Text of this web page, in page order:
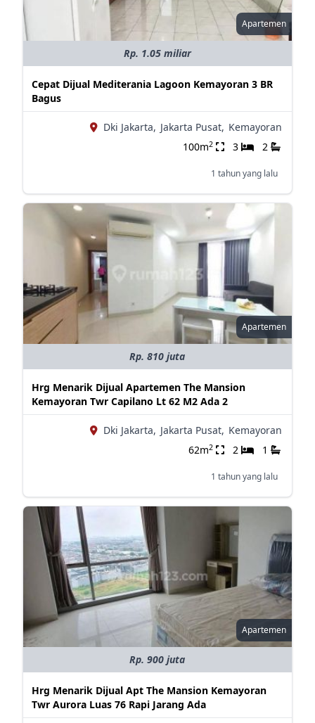
Apartemen
Rp. 1.05 miliar
Cepat Dijual Mediterania Lagoon Kemayoran 3 BR
Bagus
Dki Jakarta, Jakarta Pusat, Kemayoran
100m2 3 2
1 tahun yang lalu
Apartemen
Rp. 810 juta
Hrg Menarik Dijual Apartemen The Mansion
Kemayoran Twr Capilano Lt 62 M2 Ada 2
Dki Jakarta, Jakarta Pusat, Kemayoran
62m2 2 1
1 tahun yang lalu
Apartemen
Rp. 900 juta
Hrg Menarik Dijual Apt The Mansion Kemayoran
Twr Aurora Luas 76 Rapi Jarang Ada